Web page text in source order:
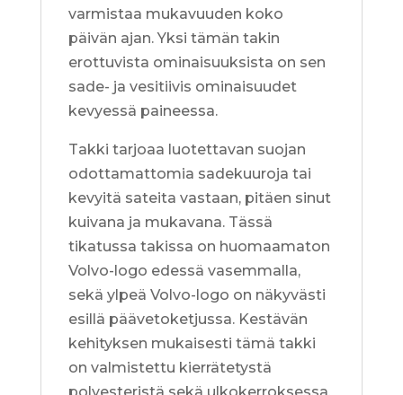
varmistaa mukavuuden koko
päivän ajan. Yksi tämän takin
erottuvista ominaisuuksista on sen
sade- ja vesitiivis ominaisuudet
kevyessä paineessa.
Takki tarjoaa luotettavan suojan
odottamattomia sadekuuroja tai
kevyitä sateita vastaan, pitäen sinut
kuivana ja mukavana. Tässä
tikatussa takissa on huomaamaton
Volvo-logo edessä vasemmalla,
sekä ylpeä Volvo-logo on näkyvästi
esillä päävetoketjussa. Kestävän
kehityksen mukaisesti tämä takki
on valmistettu kierrätetystä